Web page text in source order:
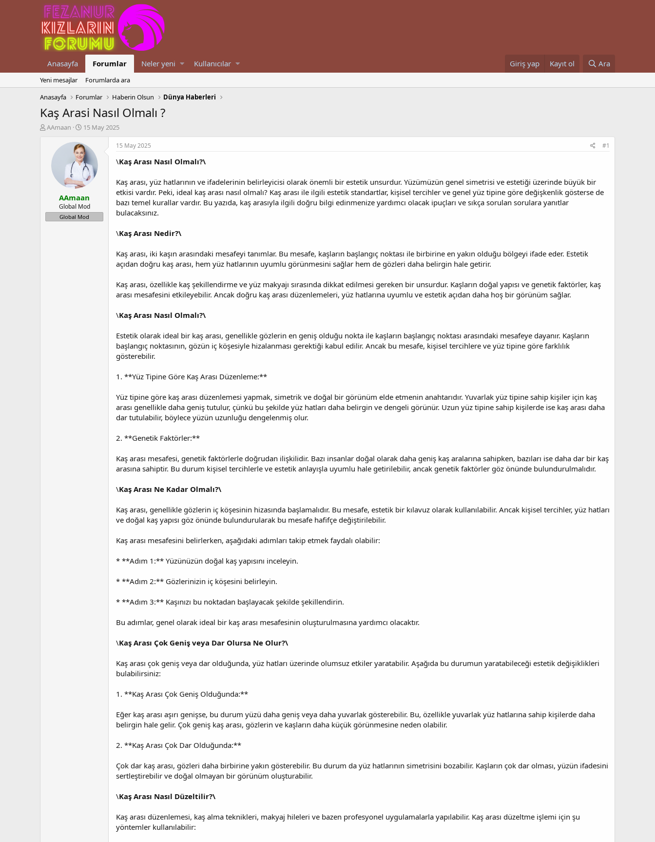
Anasayfa Forumlar Neler yeni Kullanıcılar Giriş yap Kayıt ol Ara
Yeni mesajlar
Forumlarda ara
Anasayfa
Forumlar Haberin Olsun Dünya Haberleri
Kaş Arasi Nasıl Olmalı ?
K
a
t
AAmaan
B
ş
l
a
n
g
ı
ç
t
a
r
15 May 2025
AAmaan
Global Mod
Global Mod
15 May 2025 #1
\Kaş Arası Nasıl Olmalı?\
Kaş arası, yüz hatlarının ve ifadelerinin belirleyicisi olarak önemli bir estetik unsurdur. Yüzümüzün genel simetrisi ve estetiği üzerinde büyük bir
etkisi vardır. Peki, ideal kaş arası nasıl olmalı? Kaş arası ile ilgili estetik standartlar, kişisel tercihler ve genel yüz tipine göre değişkenlik gösterse de
bazı temel kurallar vardır. Bu yazıda, kaş arasıyla ilgili doğru bilgi edinmenize yardımcı olacak ipuçları ve sıkça sorulan sorulara yanıtlar
bulacaksınız.
\Kaş Arası Nedir?\
Kaş arası, iki kaşın arasındaki mesafeyi tanımlar. Bu mesafe, kaşların başlangıç noktası ile birbirine en yakın olduğu bölgeyi ifade eder. Estetik
açıdan doğru kaş arası, hem yüz hatlarının uyumlu görünmesini sağlar hem de gözleri daha belirgin hale getirir.
Kaş arası, özellikle kaş şekillendirme ve yüz makyajı sırasında dikkat edilmesi gereken bir unsurdur. Kaşların doğal yapısı ve genetik faktörler, kaş
arası mesafesini etkileyebilir. Ancak doğru kaş arası düzenlemeleri, yüz hatlarına uyumlu ve estetik açıdan daha hoş bir görünüm sağlar.
\Kaş Arası Nasıl Olmalı?\
Estetik olarak ideal bir kaş arası, genellikle gözlerin en geniş olduğu nokta ile kaşların başlangıç noktası arasındaki mesafeye dayanır. Kaşların
başlangıç noktasının, gözün iç köşesiyle hizalanması gerektiği kabul edilir. Ancak bu mesafe, kişisel tercihlere ve yüz tipine göre farklılık
gösterebilir.
1. **Yüz Tipine Göre Kaş Arası Düzenleme:**
Yüz tipine göre kaş arası düzenlemesi yapmak, simetrik ve doğal bir görünüm elde etmenin anahtarıdır. Yuvarlak yüz tipine sahip kişiler için kaş
arası genellikle daha geniş tutulur, çünkü bu şekilde yüz hatları daha belirgin ve dengeli görünür. Uzun yüz tipine sahip kişilerde ise kaş arası daha
dar tutulabilir, böylece yüzün uzunluğu dengelenmiş olur.
2. **Genetik Faktörler:**
Kaş arası mesafesi, genetik faktörlerle doğrudan ilişkilidir. Bazı insanlar doğal olarak daha geniş kaş aralarına sahipken, bazıları ise daha dar bir kaş
arasına sahiptir. Bu durum kişisel tercihlerle ve estetik anlayışla uyumlu hale getirilebilir, ancak genetik faktörler göz önünde bulundurulmalıdır.
\Kaş Arası Ne Kadar Olmalı?\
Kaş arası, genellikle gözlerin iç köşesinin hizasında başlamalıdır. Bu mesafe, estetik bir kılavuz olarak kullanılabilir. Ancak kişisel tercihler, yüz hatları
ve doğal kaş yapısı göz önünde bulundurularak bu mesafe hafifçe değiştirilebilir.
Kaş arası mesafesini belirlerken, aşağıdaki adımları takip etmek faydalı olabilir:
* **Adım 1:** Yüzünüzün doğal kaş yapısını inceleyin.
* **Adım 2:** Gözlerinizin iç köşesini belirleyin.
* **Adım 3:** Kaşınızı bu noktadan başlayacak şekilde şekillendirin.
Bu adımlar, genel olarak ideal bir kaş arası mesafesinin oluşturulmasına yardımcı olacaktır.
\Kaş Arası Çok Geniş veya Dar Olursa Ne Olur?\
Kaş arası çok geniş veya dar olduğunda, yüz hatları üzerinde olumsuz etkiler yaratabilir. Aşağıda bu durumun yaratabileceği estetik değişiklikleri
bulabilirsiniz:
1. **Kaş Arası Çok Geniş Olduğunda:**
Eğer kaş arası aşırı genişse, bu durum yüzü daha geniş veya daha yuvarlak gösterebilir. Bu, özellikle yuvarlak yüz hatlarına sahip kişilerde daha
belirgin hale gelir. Çok geniş kaş arası, gözlerin ve kaşların daha küçük görünmesine neden olabilir.
2. **Kaş Arası Çok Dar Olduğunda:**
Çok dar kaş arası, gözleri daha birbirine yakın gösterebilir. Bu durum da yüz hatlarının simetrisini bozabilir. Kaşların çok dar olması, yüzün ifadesini
sertleştirebilir ve doğal olmayan bir görünüm oluşturabilir.
\Kaş Arası Nasıl Düzeltilir?\
Kaş arası düzenlemesi, kaş alma teknikleri, makyaj hileleri ve bazen profesyonel uygulamalarla yapılabilir. Kaş arası düzeltme işlemi için şu
yöntemler kullanılabilir: